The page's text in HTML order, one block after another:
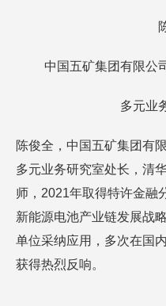
中国五矿集团有限公
多元业
陈俊全，中国五矿集团有
多元业务研究室处长，清
师，2021年取得特许金融
新能源电池产业链发展战
单位采纳应用，多次在国
获得热烈反响。